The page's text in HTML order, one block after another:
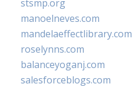
stsmp.org
manoelneves.com
mandelaeffectlibrary.com
roselynns.com
balanceyoganj.com
salesforceblogs.com